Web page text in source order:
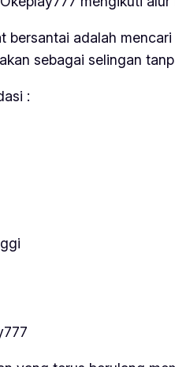
bersantai adalah
sebagai selingan
: